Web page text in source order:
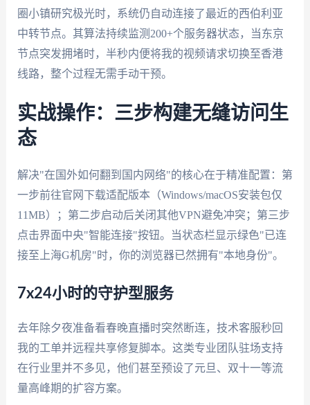
圈小镇研究极光时，系统仍自动连接了最近的西伯利亚
中转节点。其算法持续监测200+个服务器状态，当东京
节点突发拥堵时，半秒内便将我的视频请求切换至香港
线路，整个过程无需手动干预。
实战操作：三步构建无缝访问生
态
解决"在国外如何翻到国内网络"的核心在于精准配置：第
一步前往官网下载适配版本（Windows/macOS安装包仅
11MB）；第二步启动后关闭其他VPN避免冲突；第三步
点击界面中央"智能连接"按钮。当状态栏显示绿色"已连
接至上海G机房"时，你的浏览器已然拥有"本地身份"。
7x24小时的守护型服务
去年除夕夜准备看春晚直播时突然断连，技术客服秒回
我的工单并远程共享修复脚本。这类专业团队驻场支持
在行业里并不多见，他们甚至预设了元旦、双十一等流
量高峰期的扩容方案。